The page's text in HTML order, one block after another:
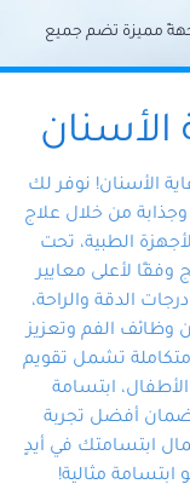
مميزة تضم جميع
تحت سقف واحد،
شاملًا لجميع
الخبرة، ستجد نفسك
احتياجاتك بكل
الأسنان
الأسنان! نوفر لك
من خلال علاج
الطبية، تحت
وفقًا لأعلى معايير
الدقة والراحة،
وظائف الفم وتعزيز
تشمل تقويم
ابتسامة
أفضل تجربة
ابتسامتك في أيدٍ
ابتسامة مثالية!